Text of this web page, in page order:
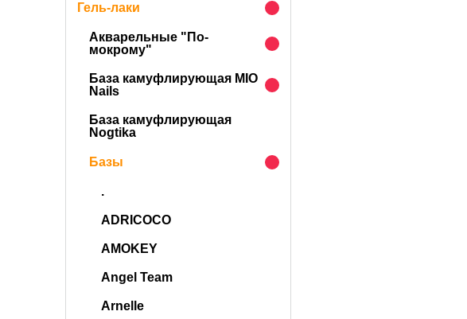
Гель-лаки
Акварельные "По-
мокрому"
База камуфлирующая MIO
Nails
База камуфлирующая
Nogtika
Базы
.
ADRICOCO
AMOKEY
Angel Team
Arnelle